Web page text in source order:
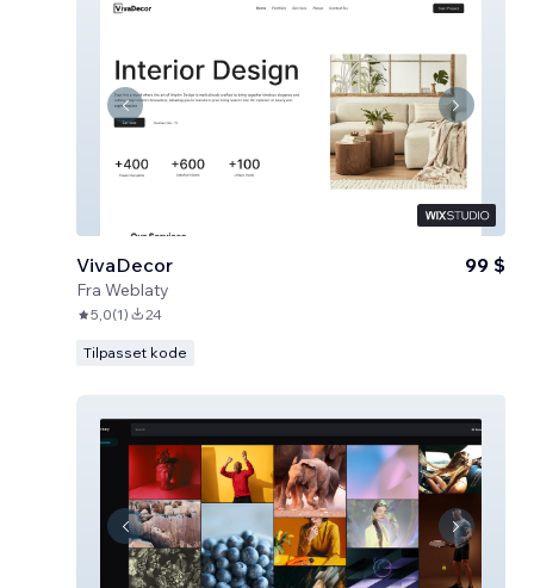
VivaDecor
Fra Weblaty
99 $
5,0(1) 24
Tilpasset kode